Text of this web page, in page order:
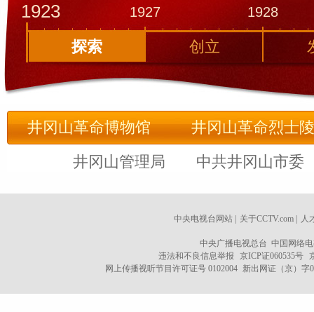
1923 1927 1928
探索 创立
井冈山革命博物馆
井冈山革命烈士
井冈山管理局 中共井冈山
中央电视台网站 关于CCTV.com 人
中央广播电视总台 中国网络
违法和不良信息举报
京ICP证060535号
网上传播视听节目许可证号 0102004 新出网证（京）